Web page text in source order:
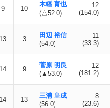
9 10
木幡 育也
(△52.0)
12
(154.0)
13 3
田辺 裕信
(54.0)
11
(33.3)
14 9
菅原 明良
(▲53.0)
12
(181.2)
14 13
三浦 皇成
(56.0)
8
(23.6)